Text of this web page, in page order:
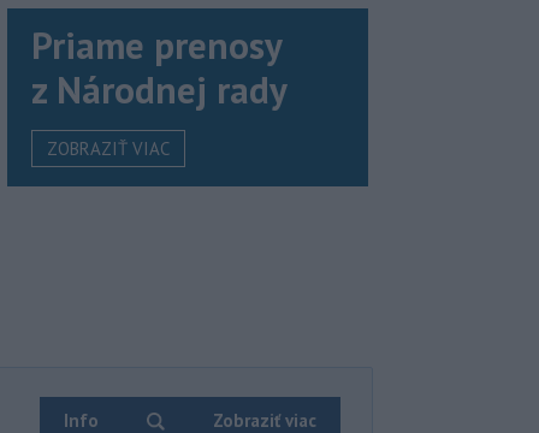
Priame prenosy
z Národnej rady
ZOBRAZIŤ VIAC
Info Zobraziť viac